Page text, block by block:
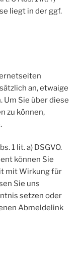
liegt in der ggf.
an, etwaige
Um Sie über diese
zu können,
1 lit. a) DSGVO.
können Sie
mit Wirkung für
Sie uns
setzen oder
Abmeldelink